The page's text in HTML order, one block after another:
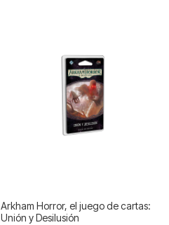
Arkham Horror, el juego de cartas:
Unión y Desilusión